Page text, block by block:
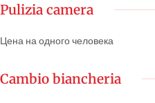
Pulizia camera
Цена на одного человека
Cambio biancheria